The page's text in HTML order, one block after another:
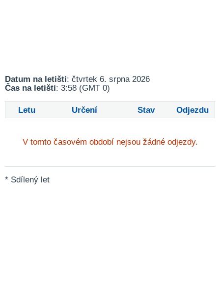
Datum na letišti: čtvrtek 6. srpna 2026
Čas na letišti: 3:58 (GMT 0)
Letu Určení Stav Odjezdu
V tomto časovém období nejsou žádné odjezdy.
* Sdílený let